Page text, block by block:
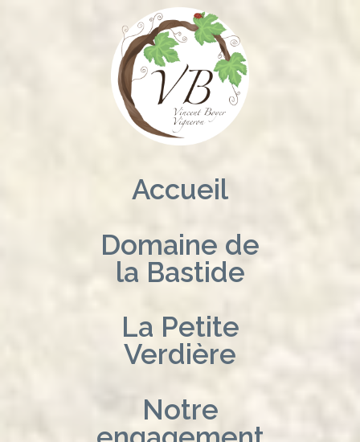
Accueil
Domaine de
la Bastide
La Petite
Verdière
Notre